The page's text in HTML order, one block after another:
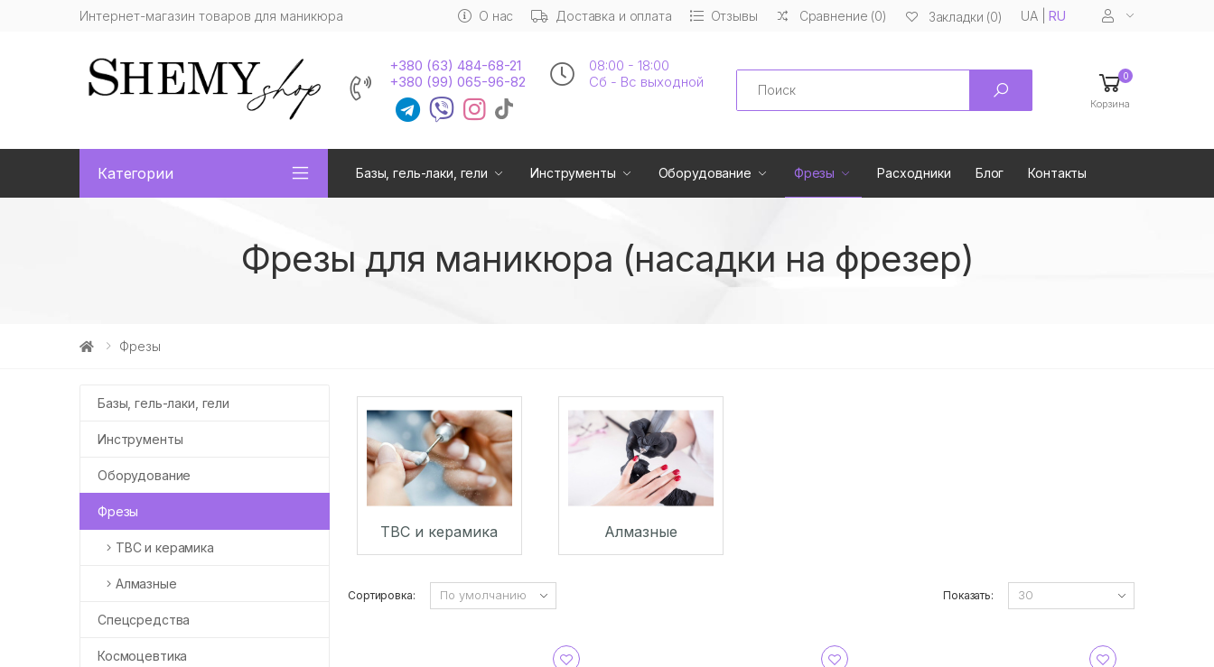
Интернет-магазин товаров для маникюра О нас Доставка и оплата Отзывы Сравнение (0) Закладки (0) UA|RU
+380 (63) 484-68-21
+380 (99) 065-96-82
08:00 - 18:00
Сб - Вс выходной
Search 0
Корзина
Категории Базы, гель-лаки, гели Инструменты Оборудование Фрезы Расходники Блог Контакты
Фрезы для маникюра (насадки на фрезер)
Фрезы
Базы, гель-лаки, гели
Инструменты
Оборудование
Фрезы
ТВС и керамика
Алмазные
Спецсредства
Космоцевтика
ТВС и керамика Алмазные
Сортировка: Показать: